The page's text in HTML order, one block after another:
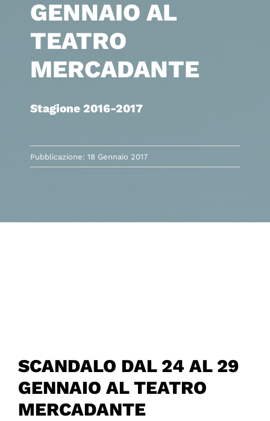
GENNAIO AL
TEATRO
MERCADANTE
Stagione 2016-2017
Pubblicazione: 18 Gennaio 2017
SCANDALO DAL 24 AL 29
GENNAIO AL TEATRO
MERCADANTE